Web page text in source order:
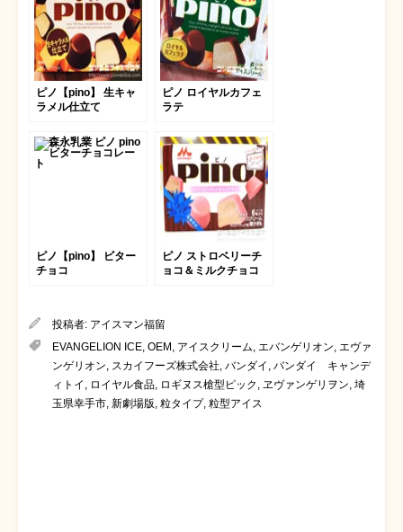
ピノ【pino】 生キャ
ラメル仕立て
ピノ ロイヤルカフェ
ラテ
ピノ【pino】 ビター
チョコ
ピノ ストロベリーチ
ョコ＆ミルクチョコ
投稿者: アイスマン福留
EVANGELION ICE, OEM , アイスクリーム, エバンゲリオン, エヴァ
ンゲリオン, スカイフーズ株式会社, バンダイ , バンダイ キャンデ
ィトイ , ロイヤル食品, ロギヌス槍型ピック , ヱヴァンゲリヲン, 埼
玉県幸手市, 新劇場版, 粒タイプ, 粒型アイス